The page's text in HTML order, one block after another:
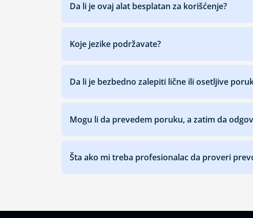
Da li je ovaj alat besplatan za korišćenje?
Koje jezike podržavate?
Da li je bezbedno zalepiti lične ili osetljive
Mogu li da prevedem poruku, a zatim da
Šta ako mi treba profesionalac da proveri